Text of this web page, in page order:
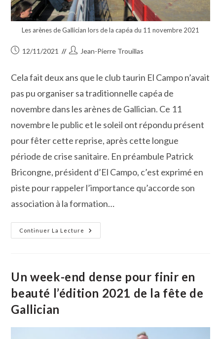
Les arènes de Gallician lors de la capéa du 11 novembre 2021
Publication
12/11/2021
Auteur/autrice
publication :
Jean-Pierre Trouillas
Cela fait deux ans que le club taurin El Campo n’avait
pas pu organiser sa traditionnelle capéa de
novembre dans les arènes de Gallician. Ce 11
novembre le public et le soleil ont répondu présent
pour fêter cette reprise, après cette longue
période de crise sanitaire. En préambule Patrick
Bricongne, président d’El Campo, c’est exprimé en
piste pour rappeler l’importance qu’accorde son
association à la formation…
Continuer La Lecture
La
Capea
Campo
A
Un
Nombreux
Un week-end dense pour finir en
beauté l’édition 2021 de la fête de
Gallician